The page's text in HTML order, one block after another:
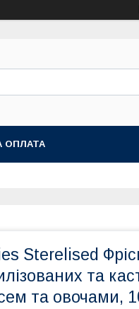
ОПЛАТА
Sterelised
та
та овочами,